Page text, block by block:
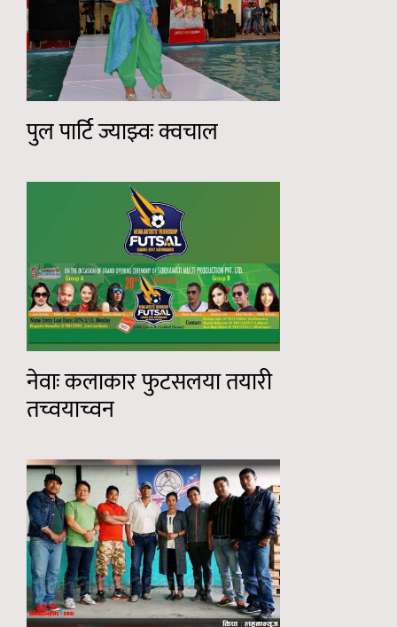
पुल पार्टि ज्याझ्वः क्वचाल
नेवाः कलाकार फुटसलया तयारी
तच्वयाच्वन